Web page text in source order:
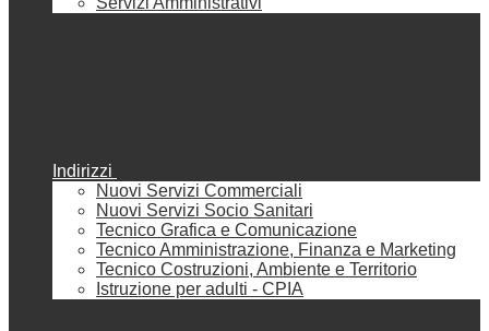
Indirizzi
Nuovi Servizi Commerciali
Nuovi Servizi Socio Sanitari
Tecnico Grafica e Comunicazione
Tecnico Amministrazione, Finanza e Marketing
Tecnico Costruzioni, Ambiente e Territorio
Istruzione per adulti - CPIA